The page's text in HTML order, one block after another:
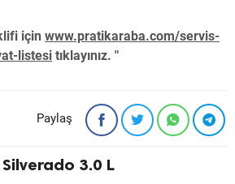
için www.pratikaraba.com/servis-
listesi tıklayınız. "
Paylaş
3.0 L